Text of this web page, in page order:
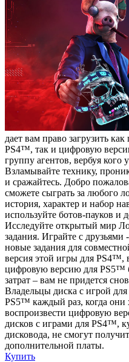
дает вам право загрузить
PS4™, так и цифровую
группу агентов, вербуя кого
Взламывайте технику,
и сражайтесь. Добро
сможете сыграть за любого
история, характер и набор
используйте ботов-пауков и
Исследуйте открытый мир
задания. Играйте с
новые задания для
версия этой игры для PS4™,
цифровую версию для PS5™
затрат – вам не придется
Владельцы диска с игрой
PS5™ каждый раз, когда они
воспроизвести цифровую
дисков с играми для PS4™,
дисковода, не смогут
дополнительной платы.
Купить